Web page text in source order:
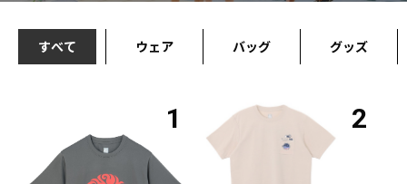
すべて ウェア バッグ グッズ